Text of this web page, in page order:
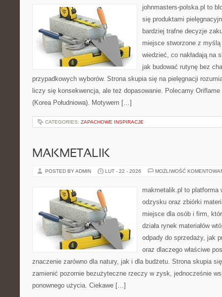
johnmasters-polska.pl to
się produktami
bardziej trafne decyzje
miejsce stworzone z
wiedzieć, co nakładają na
jak budować rutynę bez
przypadkowych wyborów. Strona skupia się na pielęgnacji
liczy się konsekwencja, ale też dopasowanie. Polecamy
(Korea Południowa). Motywem […]
CATEGORIES: ZAPACHOWE INSPIRACJE
MAKMETALIK
POSTED BY ADMIN LUT - 22 - 2026 MOŻLIWOŚĆ
makmetalik.pl to platforma
odzysku oraz zbiórki
miejsce dla osób i firm,
działa rynek materiałów
odpady do sprzedaży, jak
oraz dlaczego właściwe
znaczenie zarówno dla natury, jak i dla budżetu. Strona skupia
zamienić pozornie bezużyteczne rzeczy w zysk, jednocześnie
ponownego użycia. Ciekawe […]